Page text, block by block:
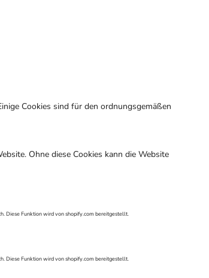
Cookies sind für den ordnungsgemäßen
Ohne diese Cookies kann die Website
Diese Funktion wird von shopify.com bereitgestellt.
Diese Funktion wird von shopify.com bereitgestellt.